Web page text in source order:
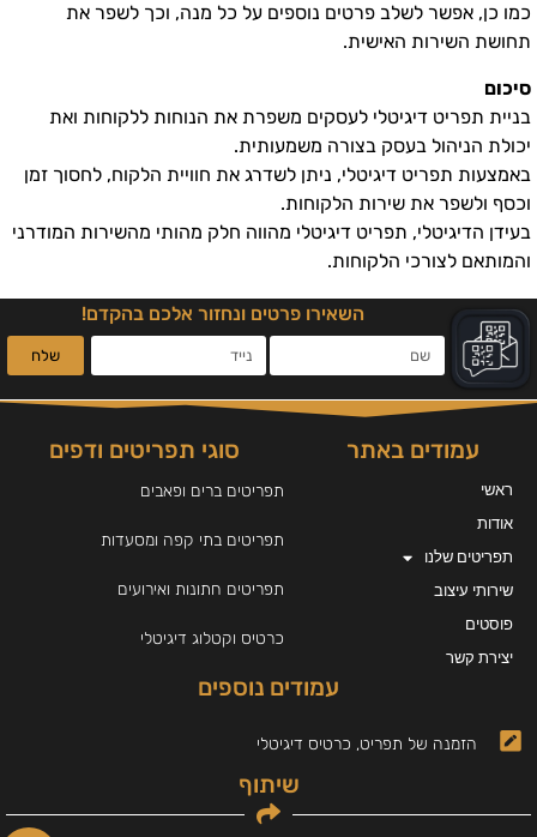
כמו כן, אפשר לשלב פרטים נוספים על כל מנה, וכך לשפר את
תחושת השירות האישית.
סיכום
בניית תפריט דיגיטלי לעסקים משפרת את הנוחות ללקוחות ואת
יכולת הניהול בעסק בצורה משמעותית.
באמצעות תפריט דיגיטלי, ניתן לשדרג את חוויית הלקוח, לחסוך זמן
וכסף ולשפר את שירות הלקוחות.
בעידן הדיגיטלי, תפריט דיגיטלי מהווה חלק מהותי מהשירות המודרני
והמותאם לצורכי הלקוחות.
השאירו פרטים ונחזור אלכם בהקדם!
שלח
עמודים באתר
ראשי
אודות
תפריטים שלנו
שירותי עיצוב
פוסטים
יצירת קשר
סוגי תפריטים ודפים
תפריטים ברים ופאבים
תפריטים בתי קפה ומסעדות
תפריטים חתונות ואירועים
כרטיס וקטלוג דיגיטלי
עמודים נוספים
הזמנה של תפריט, כרטיס דיגיטלי
שיתוף